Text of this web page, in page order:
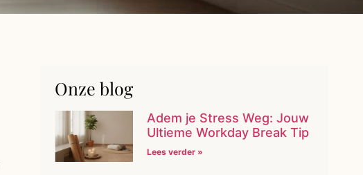
Onze blog
Adem je Stress Weg: Jouw
Ultieme Workday Break Tip
Lees verder »